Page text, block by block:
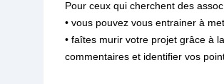
Pour ceux qui cherchent des
• vous pouvez vous entrainer à
• faîtes murir votre projet grâce à
commentaires et identifier vos